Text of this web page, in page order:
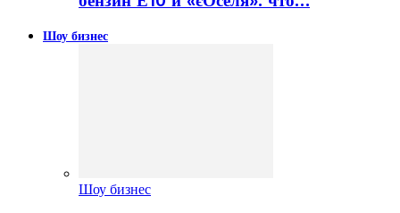
Шоу бизнес
Шоу бизнес